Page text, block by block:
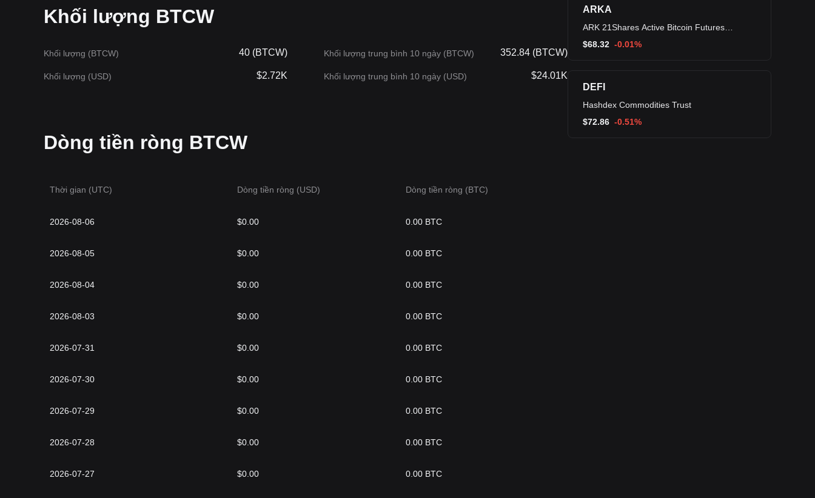
‌Khối lượng BTCW
‌Khối lượng (BTCW) 40 (BTCW) Khối lượng trung bình 10 ngày (BTCW) 352.84 (BTCW)
Khối lượng (USD) $2.72K Khối lượng trung bình 10 ngày (USD) $24.01K
Dòng tiền ròng BTCW
Thời gian (UTC) Dòng tiền ròng (USD) Dòng tiền ròng (BTC)
2026-08-06 $0.00 0.00 BTC
2026-08-05 $0.00 0.00 BTC
2026-08-04 $0.00 0.00 BTC
2026-08-03 $0.00 0.00 BTC
2026-07-31 $0.00 0.00 BTC
2026-07-30 $0.00 0.00 BTC
2026-07-29 $0.00 0.00 BTC
2026-07-28 $0.00 0.00 BTC
2026-07-27 $0.00 0.00 BTC
ARKA
ARK 21Shares Active Bitcoin Futures
Strategy ETF
$68.32 -0.01%
DEFI
Hashdex Commodities Trust
$72.86 -0.51%